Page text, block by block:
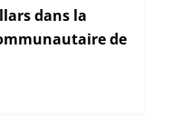
dans la
de